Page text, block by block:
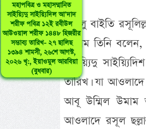
মহাপবিত্র ও মহাসম্মানিত
সাইয়্যিদু সাইয়্যিদিল আ’দাদ
শরীফ পবিত্র ১২ই রবীউল
আউওয়াল শরীফ ১৪৪৮ হিজরীর
সম্ভাব্য তারিখ- ২৭ ছালিছ
১৩৯৪ শামসী, ২৬শে আগস্ট,
২০২৬ খৃ:, ইয়াওমুল আরবিয়া
(বুধবার)
আহলু বাইতি
সালাম তিনি
সাইয়্যিদু
তারিখ। যা
আবূ উম্মিল উমাম
আওলাদে রসূল